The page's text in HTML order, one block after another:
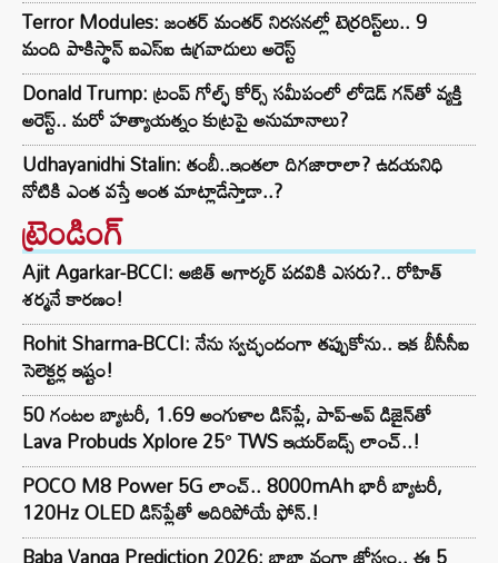
Terror Modules: జంతర్ మంతర్ నిరసనల్లో టెర్రరిస్ట్‌లు.. 9
మంది పాకిస్థాన్ ఐఎస్ఐ ఉగ్రవాదులు అరెస్ట్
Donald Trump: ట్రంప్ గోల్ఫ్ కోర్స్ సమీపంలో లోడెడ్ గన్‌తో వ్యక్తి
అరెస్ట్.. మరో హత్యాయత్నం కుట్రపై అనుమానాలు?
Udhayanidhi Stalin: తంబీ..ఇంతలా దిగజారాలా? ఉదయనిధి
నోటికి ఎంత వస్తే అంత మాట్లాడేస్తాడా..?
ట్రెండింగ్‌
Ajit Agarkar-BCCI: అజిత్ అగార్కర్ పదవికి ఎసరు?.. రోహిత్
శర్మనే కారణం!
Rohit Sharma-BCCI: నేను స్వచ్ఛందంగా తప్పుకోను.. ఇక బీసీసీఐ
సెలెక్టర్ల ఇష్టం!
50 గంటల బ్యాటరీ, 1.69 అంగుళాల డిస్‌ప్లే, పాప్-అప్ డిజైన్‌తో
Lava Probuds Xplore 25° TWS ఇయర్‌బడ్స్ లాంచ్..!
POCO M8 Power 5G లాంచ్.. 8000mAh భారీ బ్యాటరీ,
120Hz OLED డిస్‌ప్లేతో అదిరిపోయే ఫోన్.!